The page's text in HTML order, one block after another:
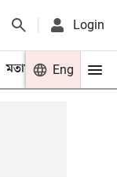
Login
মতামত খেলা
Eng